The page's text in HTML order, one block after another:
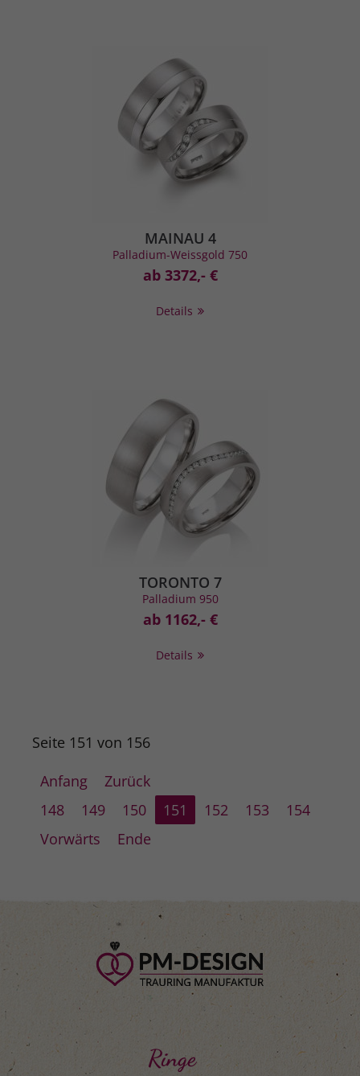
MAINAU 4
Palladium-Weissgold 750
ab 3372,- €
Details
TORONTO 7
Palladium 950
ab 1162,- €
Details
Seite 151 von 156
Anfang
Zurück
148
149 150 151 152 153
154
Vorwärts
Ende
Ringe